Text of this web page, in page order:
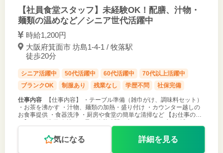
【社員⾷堂スタッフ】未経験OK！配膳、汁物・
麺類の温めなど／シニア世代活躍中
時給1,200円
大阪府箕面市 坊島1-4-1 / 牧落駅
徒歩20分
シニア活躍中 50代活躍中 60代活躍中
70代以上活躍中
ブランクOK
制服あり 残業なし 学歴不問 社保完備
仕事内容
【仕事内容】 ・テーブル準備（雑⼱がけ、調味料セット）
・お茶を沸かす ・汁物、麺類の加熱・盛り付け ・カウンター越しの
お⾷事提供 ・⾷器洗浄 ・厨房や⾷堂の簡単な清掃など 【お仕事の流
れ】 ［1］準備 会社のお昼の休憩時間に合わせてテーブルを拭いた
り、お茶を
気になる 詳細を見る